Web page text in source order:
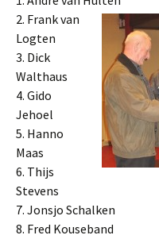
2. Frank van
Logten
3. Dick
Walthaus
4. Gido
Jehoel
5. Hanno
Maas
6. Thijs
Stevens
7. Jonsjo Schalken
8. Fred Kouseband